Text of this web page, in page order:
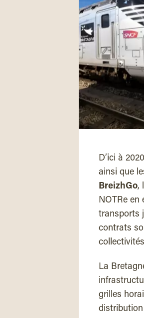
D’ici à
ainsi que
BreizhGo,
NOTRe en
transports
contrats
La
grilles
distribution